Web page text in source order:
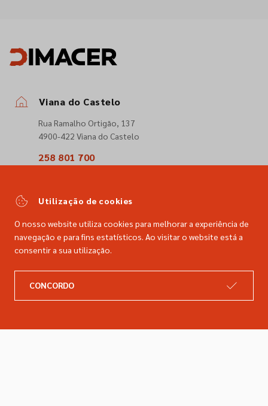
Viana do Castelo
Rua Ramalho Ortigão, 137
4900-422 Viana do Castelo
258 801 700
comercial@dimacer.com
Catálogo
Utilização de cookies
O nosso website utiliza cookies para melhorar a experiência de
navegação e para fins estatísticos. Ao visitar o website está a
consentir a sua utilização.
CONCORDO